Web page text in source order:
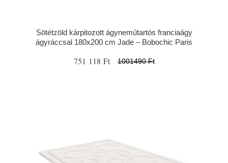
Sötétzöld kárpitozott ágyneműtartós franciaágy
ágyráccsal 180x200 cm Jade – Bobochic Paris
751 118 Ft 1001490 Ft